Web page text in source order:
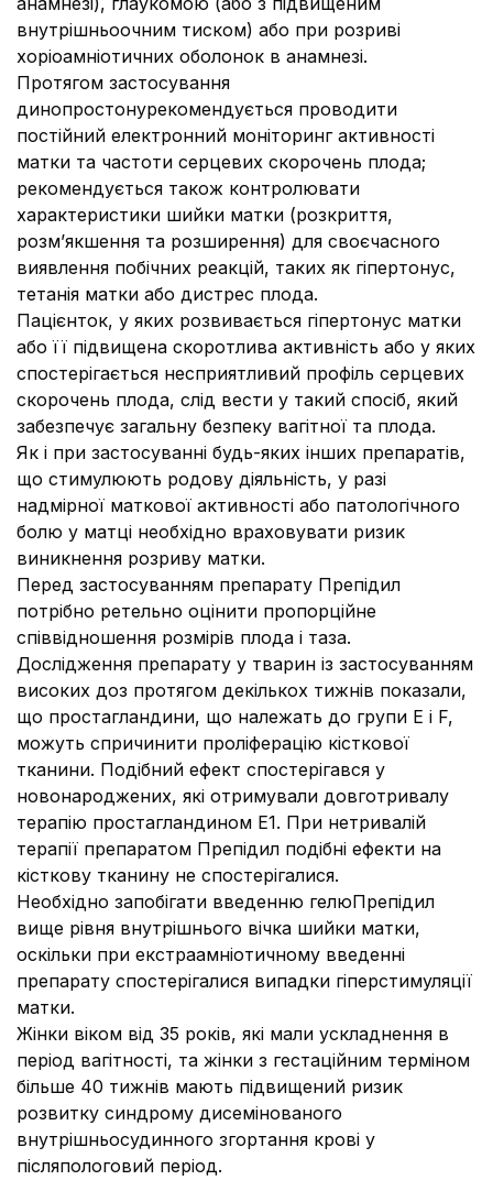
внутрішньоочним тиском) або при розриві
хоріоамніотичних оболонок в анамнезі.
Протягом застосування
динопростонурекомендується проводити
постійний електронний моніторинг активності
матки та частоти серцевих скорочень плода;
рекомендується також контролювати
характеристики шийки матки (розкриття,
розм’якшення та розширення) для своєчасного
виявлення побічних реакцій, таких як гіпертонус,
тетанія матки або дистрес плода.
Пацієнток, у яких розвивається гіпертонус матки
або її підвищена скоротлива активність або у яких
спостерігається несприятливий профіль серцевих
скорочень плода, слід вести у такий спосіб, який
забезпечує загальну безпеку вагітної та плода.
Як і при застосуванні будь-яких інших препаратів,
що стимулюють родову діяльність, у разі
надмірної маткової активності або патологічного
болю у матці необхідно враховувати ризик
виникнення розриву матки.
Перед застосуванням препарату Препідил
потрібно ретельно оцінити пропорційне
співвідношення розмірів плода і таза.
Дослідження препарату у тварин із застосуванням
високих доз протягом декількох тижнів показали,
що простагландини, що належать до групи E і F,
можуть спричинити проліферацію кісткової
тканини. Подібний ефект спостерігався у
новонароджених, які отримували довготривалу
терапію простагландином Е1. При нетривалій
терапії препаратом Препідил подібні ефекти на
кісткову тканину не спостерігалися.
Необхідно запобігати введенню гелюПрепідил
вище рівня внутрішнього вічка шийки матки,
оскільки при екстраамніотичному введенні
препарату спостерігалися випадки гіперстимуляції
матки.
Жінки віком від 35 років, які мали ускладнення в
період вагітності, та жінки з гестаційним терміном
більше 40 тижнів мають підвищений ризик
розвитку синдрому дисемінованого
внутрішньосудинного згортання крові у
післяпологовий період.